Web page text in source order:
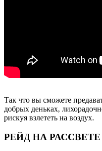
Так что вы сможете
добрых деньках,
рискуя взлететь на воздух.
РЕЙД НА РАССВЕТЕ